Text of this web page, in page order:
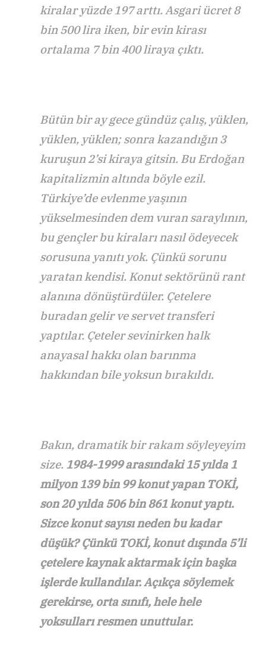
kiralar yüzde 197 arttı. Asgari ücret 8
bin 500 lira iken, bir evin kirası
ortalama 7 bin 400 liraya çıktı.
Bütün bir ay gece gündüz çalış, yüklen,
yüklen, yüklen; sonra kazandığın 3
kuruşun 2’si kiraya gitsin. Bu Erdoğan
kapitalizmin altında böyle ezil.
Türkiye’de evlenme yaşının
yükselmesinden dem vuran saraylının,
bu gençler bu kiraları nasıl ödeyecek
sorusuna yanıtı yok. Çünkü sorunu
yaratan kendisi. Konut sektörünü rant
alanına dönüştürdüler. Çetelere
buradan gelir ve servet transferi
yaptılar. Çeteler sevinirken halk
anayasal hakkı olan barınma
hakkından bile yoksun bırakıldı.
Bakın, dramatik bir rakam söyleyeyim
size. 1984-1999 arasındaki 15 yılda 1
milyon 139 bin 99 konut yapan TOKİ,
son 20 yılda 506 bin 861 konut yaptı.
Sizce konut sayısı neden bu kadar
düşük? Çünkü TOKİ, konut dışında 5’li
çetelere kaynak aktarmak için başka
işlerde kullandılar. Açıkça söylemek
gerekirse, orta sınıfı, hele hele
yoksulları resmen unuttular.